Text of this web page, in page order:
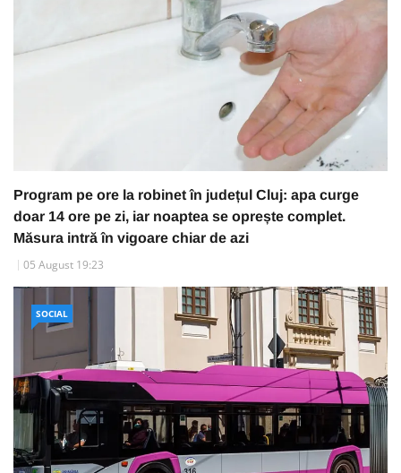
Program pe ore la robinet în județul Cluj: apa curge
doar 14 ore pe zi, iar noaptea se oprește complet.
Măsura intră în vigoare chiar de azi
05 August 19:23
SOCIAL